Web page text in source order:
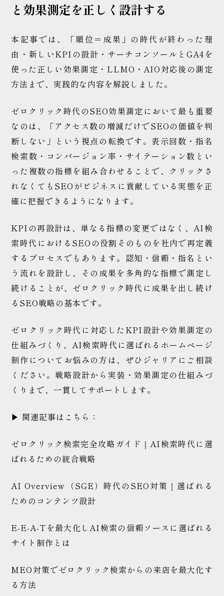
と効果測定を正しく設計する
本記事では、「順位＝成果」の時代が終わった理
由・新しいKPIの設計・サーチコンソールとGA4を
使った正しい効果測定・LLMO・AIO対応後の測定
方法まで、実践的な内容を解説しました。
ゼロクリック時代のSEO効果測定において最も重要
なのは、「アクセス数の増減だけでSEOの価値を判
断しない」という視点の転換です。表示回数・指名
検索数・コンバージョン率・サイテーション数とい
った複数の指標を組み合わせることで、クリックさ
れなくてもSEOがビジネスに貢献している実態を正
確に把握できるようになります。
KPIの再設計は、単なる指標の変更ではなく、AI検
索時代におけるSEOの役割そのものを社内で再定義
するプロセスでもあります。認知・信頼・指名とい
う流れを設計し、その成果を多角的な指標で測定し
続けることが、ゼロクリック時代に成果を出し続け
るSEO戦略の基本です。
ゼロクリック時代に対応したKPI設計や効果測定の
仕組みづくり、AI検索時代に選ばれるホームページ
制作についてお悩みの方は、ぜひジャリアにご相談
ください。戦略設計から実装・効果測定の仕組みづ
くりまで、一貫してサポートします。
▶ 関連記事はこちら：
ゼロクリック検索完全攻略ガイド｜AI検索時代に選
ばれるための統合戦略
AI Overview（SGE）時代のSEO対策｜選ばれる
ためのコンテンツ設計
E-E-A-Tを最大化しAI検索の信頼ソースに選ばれる
サイト制作とは
MEO対策でゼロクリック検索からの来店を最大化す
る方法